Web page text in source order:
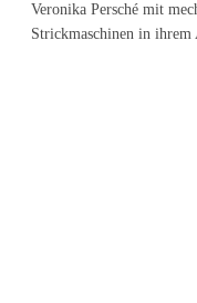
Veronika Persché mit
Strickmaschinen in ihrem